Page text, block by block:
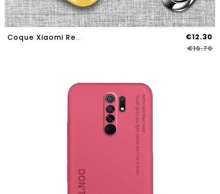
Coque Xiaomi Redmi 9 Ultra Légère Fluide Doux Transparent Simple Border Protection Jaune €12.30
€16.70